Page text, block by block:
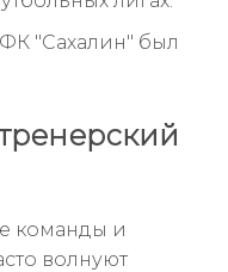
"Сахалин" был
команды и
волнуют